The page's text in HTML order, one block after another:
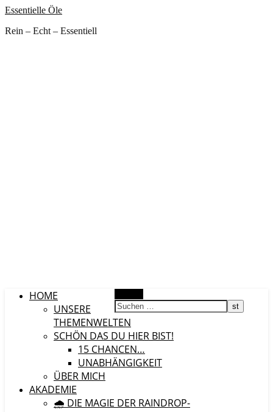
Essentielle Öle
Rein – Echt – Essentiell
HOME
UNSERE
THEMENWELTEN
SCHÖN DAS DU HIER BIST!
15 CHANCEN…
UNABHÄNGIGKEIT
ÜBER MICH
AKADEMIE
🌧️ DIE MAGIE DER RAINDROP-